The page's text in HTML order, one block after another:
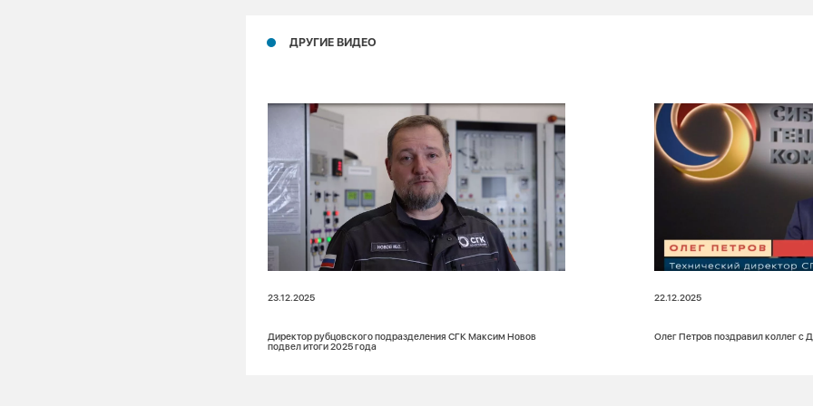
ДРУГИЕ ВИДЕО
23.12.2025
Директор рубцовского подразделения СГК Максим Новов
подвел итоги 2025 года
22.12.2025
Олег Петров поздравил коллег с